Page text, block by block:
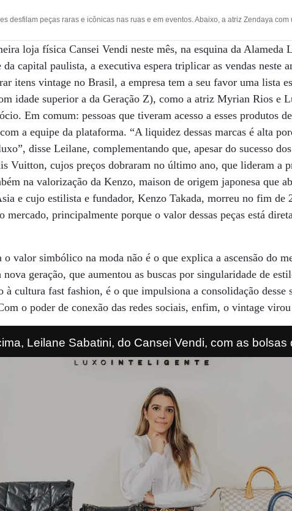
desfilam peças raras e icônicas nas ruas e em eventos. Abaixo, a atriz Zendaya
loja física Cansei Vendi neste mês, na esquina da Alameda
da capital paulista, a executiva espera triplicar as vendas neste
itens vintage no Brasil, a empresa tem a seu favor uma lista
idade superior a da Geração Z), como a atriz Myrian Rios e
Em comum: pessoas que tiveram acesso a esses produtos
a equipe da plataforma. “A liquidez dessas marcas é alta
disse Leilane, complementando que, apesar do sucesso
Vuitton, cujos preços dobraram no último ano, que lideram a
na valorização da Kenzo, maison de origem japonesa que
e cujo estilista e fundador, Kenzo Takada, morreu no fim
mercado, principalmente porque o valor dessas peças está
o valor simbólico na moda não é o que explica a ascensão do
nova geração, que aumentou as buscas por singularidade de
à cultura fast fashion, é o que impulsiona a consolidação desse
o poder de conexão das redes sociais, enfim, o vintage
Leilane Sabatini, do Cansei Vendi, com as bolsas
Lady Gaga no set do filme Casa Gucci (2021),
frisson com o vintage da grife.